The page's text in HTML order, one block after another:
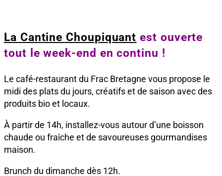
La Cantine Choupiquant est ouverte
tout le week-end en continu !
Le café-restaurant du Frac Bretagne vous propose le
midi des plats du jours, créatifs et de saison avec des
produits bio et locaux.
À partir de 14h, installez-vous autour d’une boisson
chaude ou fraîche et de savoureuses gourmandises
maison.
Brunch du dimanche dès 12h.